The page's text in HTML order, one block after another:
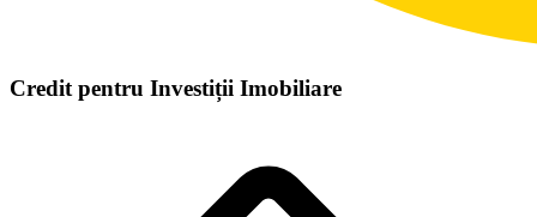
Credit pentru Investiții Imobiliare